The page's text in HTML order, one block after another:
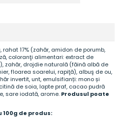
17% (zahăr, amidon de porumb,
coloranţi alimentari: extract de
zahăr, drojdie naturală (făină albă de
floarea soarelui, rapiţă), albuş de ou,
invertit, unt, emulsifianți: mono și
de soia, lapte praf, cacao pudră
sare iodată, arome. Produsul poate
100g de produs: